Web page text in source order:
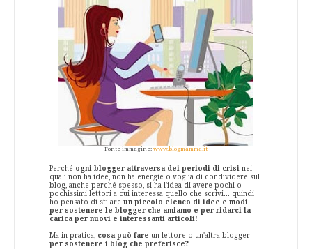
Fonte immagine: www.blogmamma.it
Perché ogni blogger attraversa dei periodi di crisi nei
quali non ha idee, non ha energie o voglia di condividere sul
blog, anche perché spesso, si ha l'idea di avere pochi o
pochissimi lettori a cui interessa quello che scrivi... quindi
ho pensato di stilare un piccolo elenco di idee e modi
per sostenere le blogger che amiamo e per ridarci la
carica per nuovi e interessanti articoli!
Ma in pratica, cosa può fare un lettore o un'altra blogger
per sostenere i blog che preferisce?